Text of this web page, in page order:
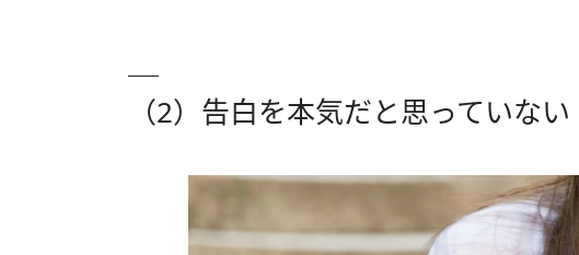
（2）告白を本気だと思っていない